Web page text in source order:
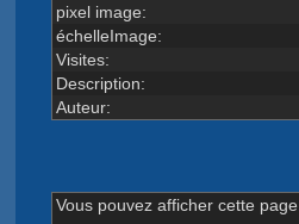
pixel image:
échelleImage:
Visites:
Description:
Auteur:
Vous pouvez afficher cette